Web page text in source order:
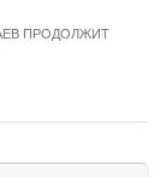
ПРОДОЛЖИТ